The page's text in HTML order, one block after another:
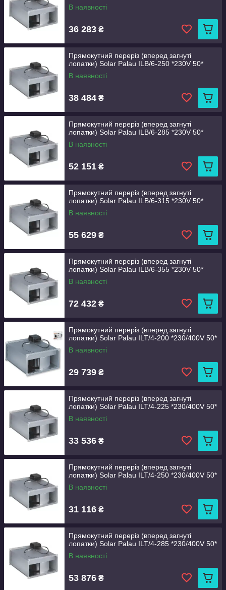
В наявності
36 283 ₴
Прямокутний переріз (вперед загнуті
лопатки) Solar Palau ILB/6-250 *230V 50*
В наявності
38 484 ₴
Прямокутний переріз (вперед загнуті
лопатки) Solar Palau ILB/6-285 *230V 50*
В наявності
52 151 ₴
Прямокутний переріз (вперед загнуті
лопатки) Solar Palau ILB/6-315 *230V 50*
В наявності
55 629 ₴
Прямокутний переріз (вперед загнуті
лопатки) Solar Palau ILB/6-355 *230V 50*
В наявності
72 432 ₴
Прямокутний переріз (вперед загнуті
лопатки) Solar Palau ILT/4-200 *230/400V 50*
В наявності
29 739 ₴
Прямокутний переріз (вперед загнуті
лопатки) Solar Palau ILT/4-225 *230/400V 50*
В наявності
33 536 ₴
Прямокутний переріз (вперед загнуті
лопатки) Solar Palau ILT/4-250 *230/400V 50*
В наявності
31 116 ₴
Прямокутний переріз (вперед загнуті
лопатки) Solar Palau ILT/4-285 *230/400V 50*
В наявності
53 876 ₴